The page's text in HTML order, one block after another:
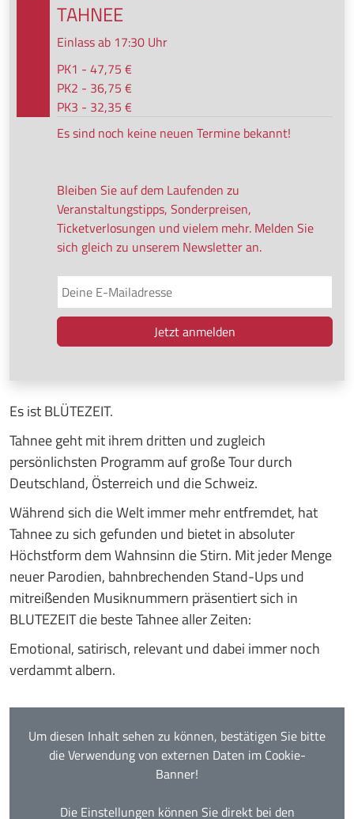
Um diesen Inhalt sehen zu können, bestätigen Sie bitte
die Verwendung von externen Daten im Cookie-
Banner!
Die Einstellungen können Sie direkt bei den
Es ist BLÜTEZEIT.
Tahnee geht mit ihrem dritten und zugleich
persönlichsten Programm auf große Tour durch
Deutschland, Österreich und die Schweiz.
Während sich die Welt immer mehr entfremdet, hat
Tahnee zu sich gefunden und bietet in absoluter
Höchstform dem Wahnsinn die Stirn. Mit jeder Menge
neuer Parodien, bahnbrechenden Stand-Ups und
mitreißenden Musiknummern präsentiert sich in
BLUTEZEIT die beste Tahnee aller Zeiten:
Emotional, satirisch, relevant und dabei immer noch
verdammt albern.
TAHNEE
Einlass ab 17:30 Uhr
PK1 - 47,75 €
PK2 - 36,75 €
PK3 - 32,35 €
Es sind noch keine neuen Termine bekannt!
Bleiben Sie auf dem Laufenden zu
Veranstaltungstipps, Sonderpreisen,
Ticketverlosungen und vielem mehr. Melden Sie
sich gleich zu unserem Newsletter an.